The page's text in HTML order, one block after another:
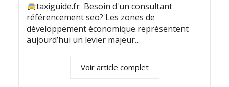
taxiguide.fr Besoin d'un consultant
référencement seo? Les zones de
développement économique représentent
aujourd’hui un levier majeur...
Voir article complet